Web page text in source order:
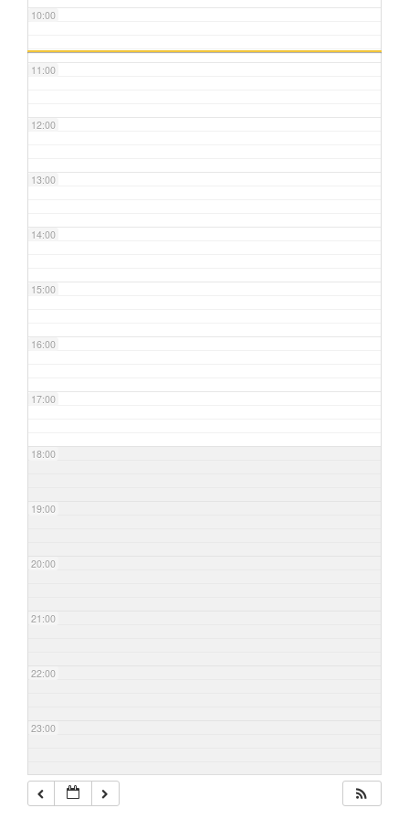
10:00
11:00
12:00
13:00
14:00
15:00
16:00
17:00
18:00
19:00
20:00
21:00
22:00
23:00